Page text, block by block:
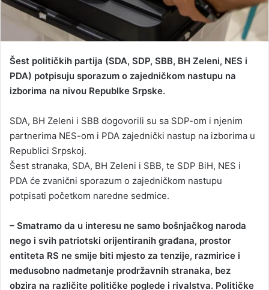
Šest političkih partija (SDA, SDP, SBB, BH Zeleni, NES i
PDA) potpisuju sporazum o zajedničkom nastupu na
izborima na nivou Republke Srpske.
SDA, BH Zeleni i SBB dogovorili su sa SDP-om i njenim
partnerima NES-om i PDA zajednički nastup na izborima u
Republici Srpskoj.
Šest stranaka, SDA, BH Zeleni i SBB, te SDP BiH, NES i
PDA će zvanični sporazum o zajedničkom nastupu
potpisati početkom naredne sedmice.
– Smatramo da u interesu ne samo bošnjačkog naroda
nego i svih patriotski orijentiranih građana, prostor
entiteta RS ne smije biti mjesto za tenzije, razmirice i
međusobno nadmetanje prodržavnih stranaka, bez
obzira na različite političke poglede i rivalstva. Političke